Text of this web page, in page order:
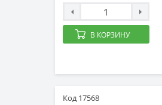
В КОРЗИНУ
Код 17568